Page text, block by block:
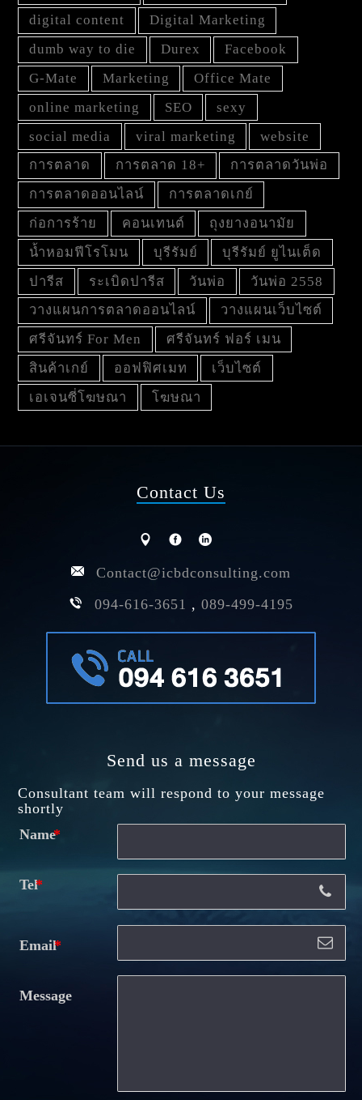
digital content
Digital Marketing
dumb way to die
Durex
Facebook
G-Mate
Marketing
Office Mate
online marketing
SEO
sexy
social media
viral marketing
website
การตลาด
การตลาด 18+
การตลาดวันพ่อ
การตลาดออนไลน์
การตลาดเกย์
ก่อการร้าย
คอนเทนต์
ถุงยางอนามัย
น้ำหอมฟีโรโมน
บุรีรัมย์
บุรีรัมย์ ยูไนเต็ด
ปารีส
ระเบิดปารีส วันพ่อ
วันพ่อ 2558
วางแผนการตลาดออนไลน์
วางแผนเว็บไซต์
ศรีจันทร์ For Men
ศรีจันทร์ ฟอร์ เมน
สินค้าเกย์
ออฟฟิศเมท
เว็บไซต์
เอเจนซี่โฆษณา
โฆษณา
Contact Us
Contact@icbdconsulting.com
094-616-3651 , 089-499-4195
Send us a message
Consultant team will respond to your message
shortly
Name
Tel
Email
Message